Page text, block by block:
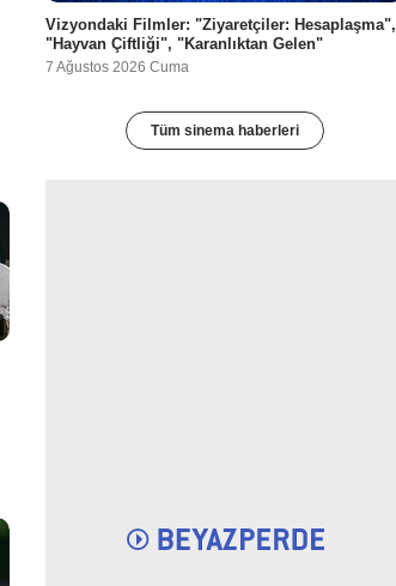
Vizyondaki Filmler: "Ziyaretçiler: Hesaplaşma",
"Hayvan Çiftliği", "Karanlıktan Gelen"
7 Ağustos 2026 Cuma
Tüm sinema haberleri